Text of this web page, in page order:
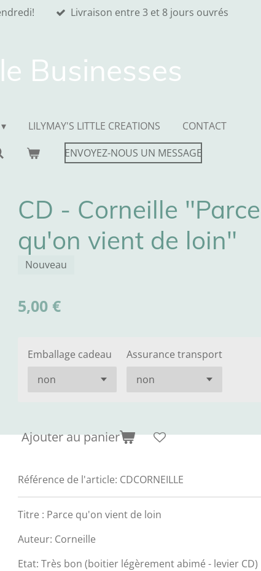
Livraison entre 3 et 8 jours ouvrés
Businesses
LILYMAY'S LITTLE CREATIONS
CONTACT
ENVOYEZ-NOUS UN MESSAGE
CD - Corneille "Parce
qu'on vient de loin"
Nouveau
5,00 €
Emballage cadeau Assurance transport
Ajouter au panier
Référence de l'article: CDCORNEILLE
Titre : Parce qu'on vient de loin
Auteur: Corneille
Etat: Très bon (boitier légèrement abimé - levier CD)